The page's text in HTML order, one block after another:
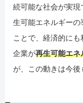
続可能な社会が実
生可能エネルギー
ことで、経済的に
企業が再生可能エネ
が、この動きは今後